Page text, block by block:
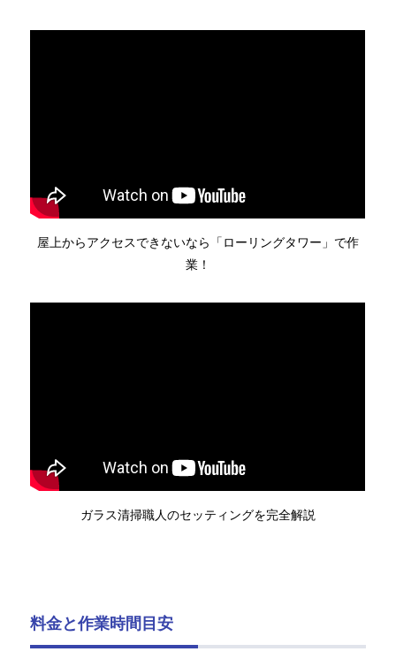
屋上からアクセスできないなら「ローリングタワー」で作
業！
ガラス清掃職人のセッティングを完全解説
料金と作業時間目安